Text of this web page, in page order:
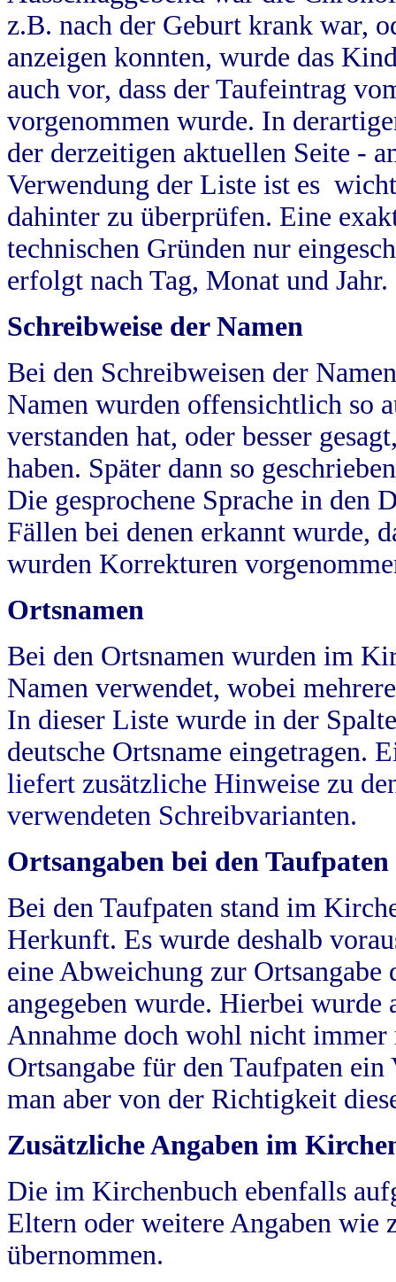
z.B. nach der Geburt krank war,
anzeigen konnten, wurde das
auch vor, dass der Taufeintrag
vorgenommen wurde. In
der derzeitigen aktuellen Seite -
Verwendung der Liste ist es
dahinter zu überprüfen. Eine
technischen Gründen nur
erfolgt nach Tag, Monat und Jahr.
Schreibweise der Namen
Bei den Schreibweisen der
Namen wurden offensichtlich so
verstanden hat, oder besser
haben. Später dann so
Die gesprochene Sprache in
Fällen bei denen erkannt wurde,
wurden Korrekturen
Ortsnamen
Bei den Ortsnamen wurden im
Namen verwendet, wobei
In dieser Liste wurde in der
deutsche Ortsname eingetragen.
liefert zusätzliche Hinweise zu
verwendeten Schreibvarianten.
Ortsangaben bei den Taufpaten
Bei den Taufpaten stand im
Herkunft. Es wurde deshalb
eine Abweichung zur
angegeben wurde. Hierbei wurde
Annahme doch wohl nicht
Ortsangabe für den Taufpaten
man aber von der Richtigkeit
Zusätzliche Angaben im
Die im Kirchenbuch ebenfalls
Eltern oder weitere Angaben wie
übernommen.